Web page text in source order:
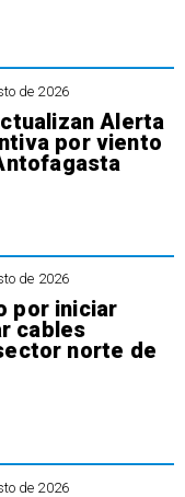
de 2026
Alerta
por viento
de 2026
por iniciar
cables
norte de
de 2026